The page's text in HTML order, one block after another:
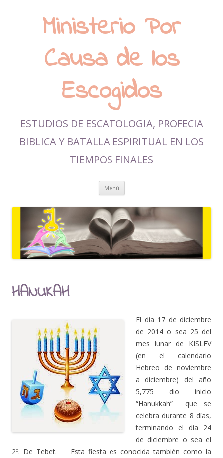
Ministerio Por
Causa de los
Escogidos
ESTUDIOS DE ESCATOLOGIA, PROFECIA
BIBLICA Y BATALLA ESPIRITUAL EN LOS
TIEMPOS FINALES
Menú Ir al contenido
HANUKAH
El día 17 de diciembre
de 2014 o sea 25 del
mes lunar de KISLEV
(en el calendario
Hebreo de noviembre
a diciembre) del año
5,775 dio inicio
“Hanukkah” que se
celebra durante 8 días,
terminando el día 24
de diciembre o sea el
2º. De Tebet. Esta fiesta es conocida también como la